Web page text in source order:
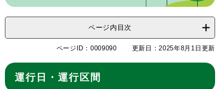
ページ内目次
ページID：0009090 更新日：2025年8月1日更新
運行日・運行区間